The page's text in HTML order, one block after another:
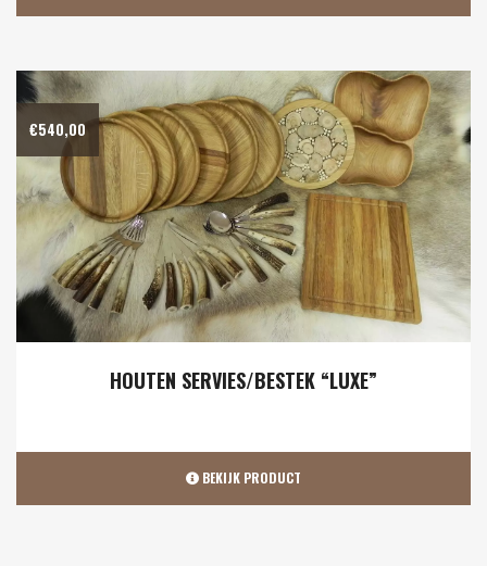
€540,00
HOUTEN SERVIES/BESTEK “LUXE”
BEKIJK PRODUCT